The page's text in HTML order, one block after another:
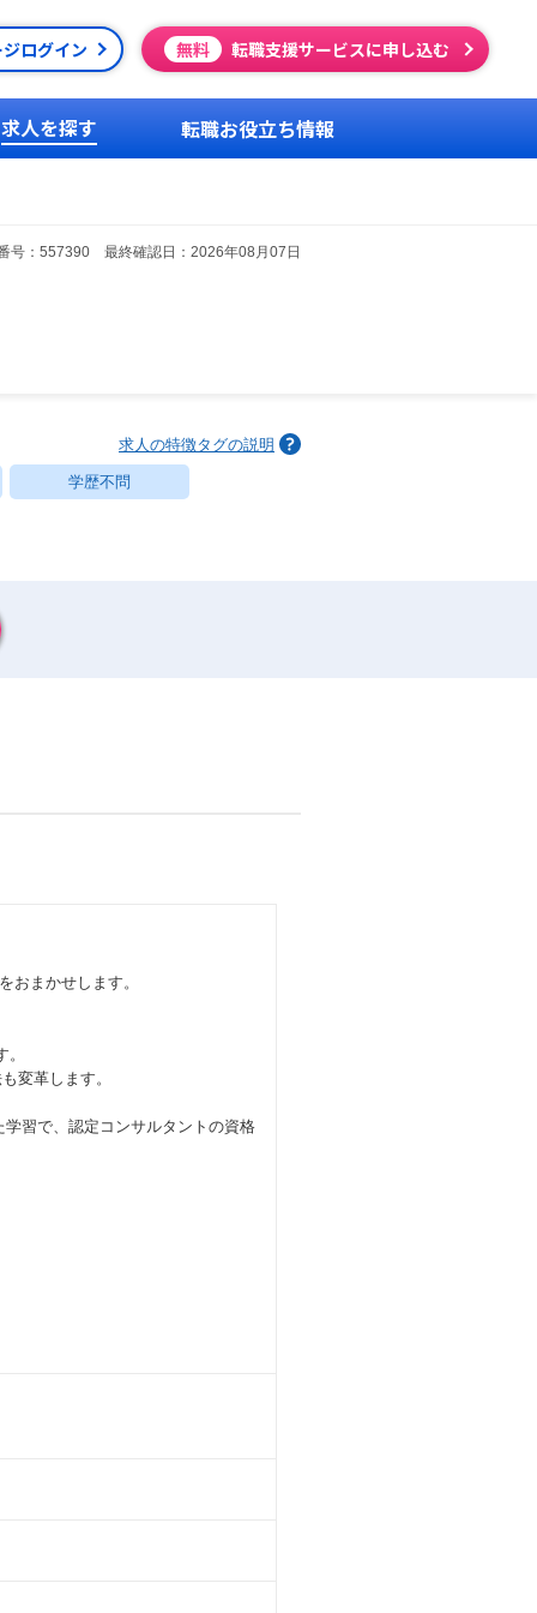
ログイン 無料 転職支援サービスに申し込む
求人を探す 転職お役立ち情報
号：557390 最終確認日：2026年08月07日
求人の特徴タグの説明
学歴不問
おまかせします。
変革します。
習で、認定コンサルタントの資格